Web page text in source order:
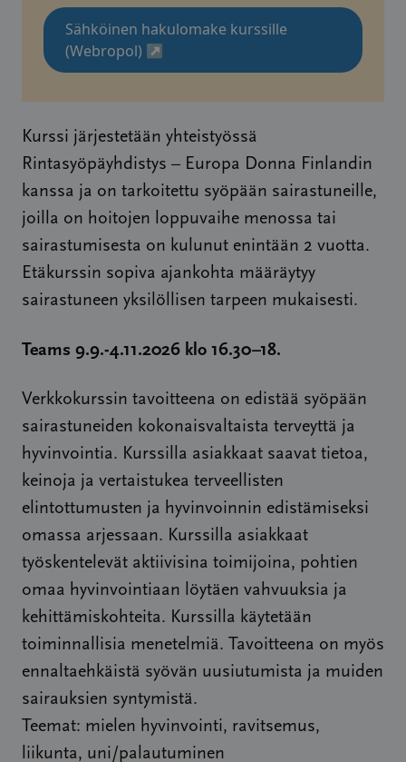
Sähköinen hakulomake kurssille
(Webropol) ↗
Kurssi järjestetään yhteistyössä
Rintasyöpäyhdistys – Europa Donna Finlandin
kanssa ja on tarkoitettu syöpään sairastuneille,
joilla on hoitojen loppuvaihe menossa tai
sairastumisesta on kulunut enintään 2 vuotta.
Etäkurssin sopiva ajankohta määräytyy
sairastuneen yksilöllisen tarpeen mukaisesti.
Teams 9.9.-4.11.2026 klo 16.30–18.
Verkkokurssin tavoitteena on edistää syöpään
sairastuneiden kokonaisvaltaista terveyttä ja
hyvinvointia. Kurssilla asiakkaat saavat tietoa,
keinoja ja vertaistukea terveellisten
elintottumusten ja hyvinvoinnin edistämiseksi
omassa arjessaan. Kurssilla asiakkaat
työskentelevät aktiivisina toimijoina, pohtien
omaa hyvinvointiaan löytäen vahvuuksia ja
kehittämiskohteita. Kurssilla käytetään
toiminnallisia menetelmiä. Tavoitteena on myös
ennaltaehkäistä syövän uusiutumista ja muiden
sairauksien syntymistä.
Teemat: mielen hyvinvointi, ravitsemus,
liikunta, uni/palautuminen